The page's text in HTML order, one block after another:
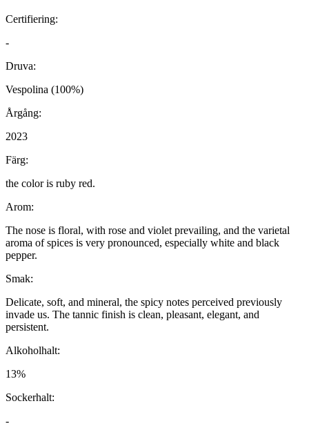
Certifiering:
-
Druva:
Vespolina (100%)
Årgång:
2023
Färg:
the color is ruby ​​red.
Arom:
The nose is floral, with rose and violet prevailing, and the varietal
aroma of spices is very pronounced, especially white and black
pepper.
Smak:
Delicate, soft, and mineral, the spicy notes perceived previously
invade us. The tannic finish is clean, pleasant, elegant, and
persistent.
Alkoholhalt:
13%
Sockerhalt:
-